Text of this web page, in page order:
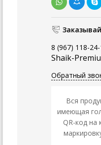
8 (967) 118-
Shaik-
Обратный
Вся
имеющая
QR-код